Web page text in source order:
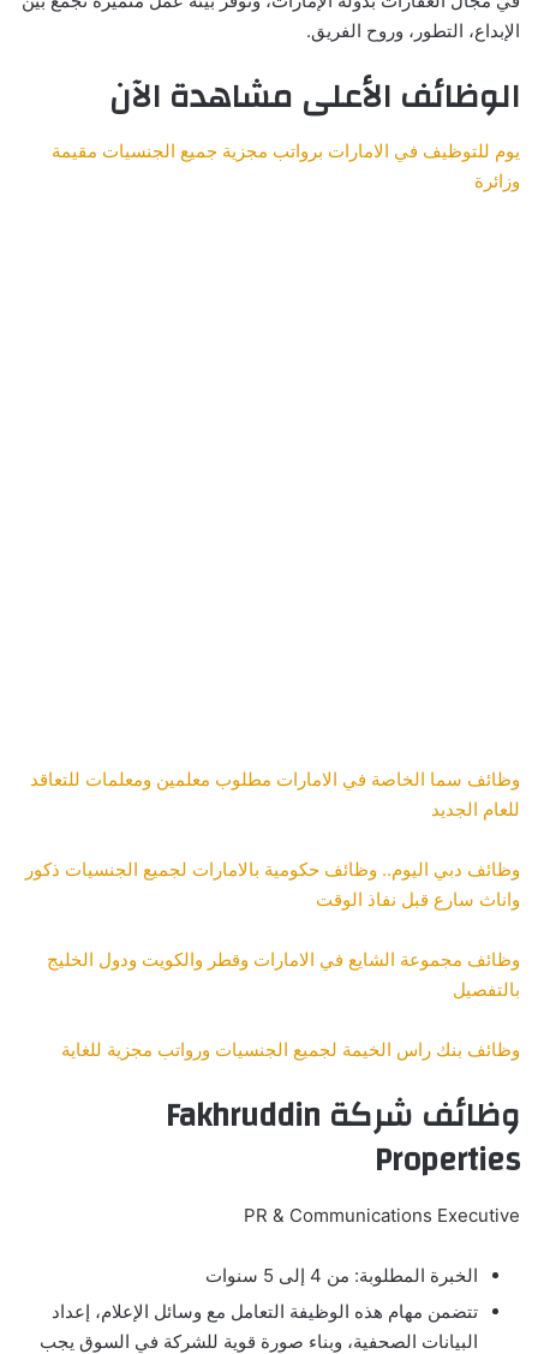
الإبداع، التطور، وروح الفريق.
الوظائف الأعلى مشاهدة الآن
يوم للتوظيف في الامارات برواتب مجزية جميع الجنسيات مقيمة
وزائرة
وظائف سما الخاصة في الامارات مطلوب معلمين ومعلمات للتعاقد
للعام الجديد
وظائف دبي اليوم.. وظائف حكومية بالامارات لجميع الجنسيات ذكور
واناث سارع قبل نفاذ الوقت
وظائف مجموعة الشايع في الامارات وقطر والكويت ودول الخليج
بالتفصيل
وظائف بنك راس الخيمة لجميع الجنسيات ورواتب مجزية للغاية
وظائف شركة Fakhruddin
Properties
PR & Communications Executive
الخبرة المطلوبة: من 4 إلى 5 سنوات
تتضمن مهام هذه الوظيفة التعامل مع وسائل الإعلام، إعداد
البيانات الصحفية، وبناء صورة قوية للشركة في السوق يجب